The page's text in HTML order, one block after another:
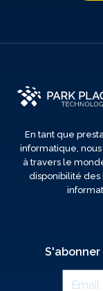
En tant que
informatique,
à travers le
disponibilité des